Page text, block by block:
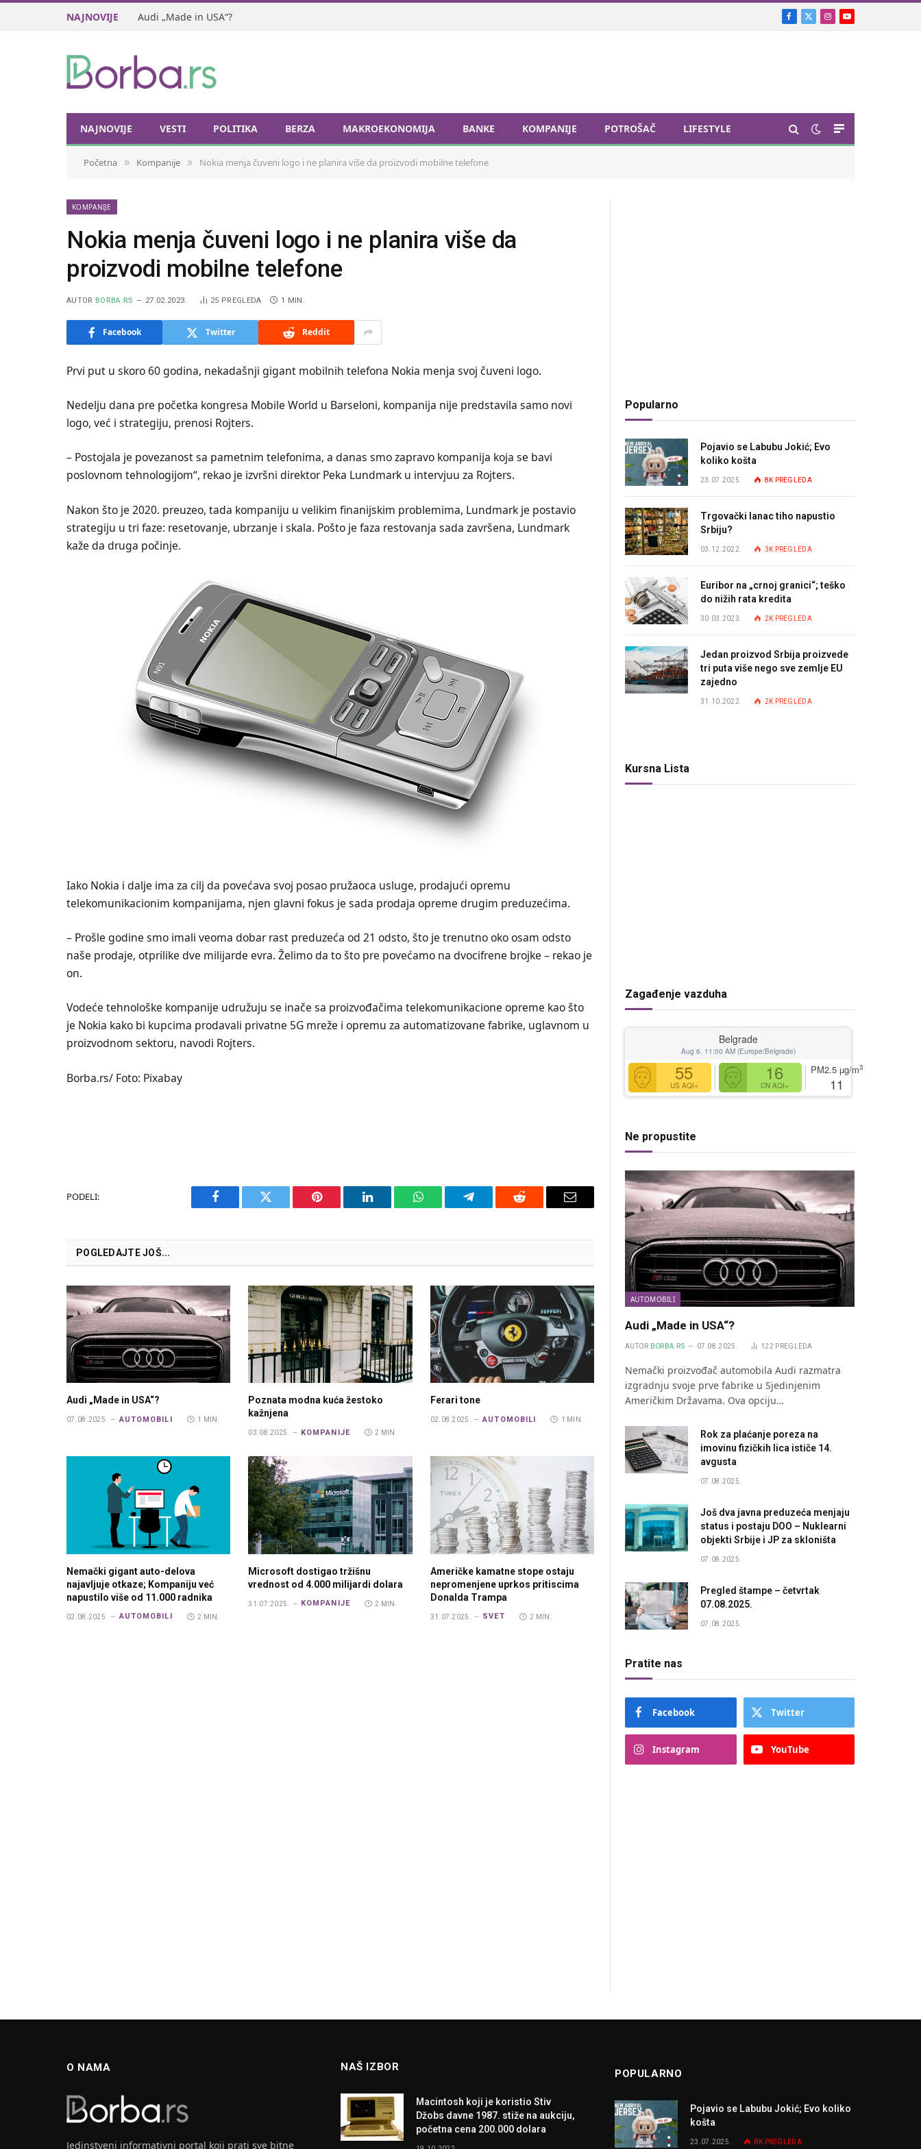
NAJNOVIJE Audi „Made in USA“? Facebook
X
Instagram
YouTube
NAJNOVIJE VESTI POLITIKA BERZA MAKROEKONOMIJA BANKE KOMPANIJE POTROŠAČ LIFESTYLE
Početna » Kompanije » Nokia menja čuveni logo i ne planira više da proizvodi mobilne telefone
KOMPANIJE
Nokia menja čuveni logo i ne planira više da
proizvodi mobilne telefone
AUTOR BORBA.RS 27.02.2023. 25 PREGLEDA 1 MIN.
Facebook Twitter Reddit
Prvi put u skoro 60 godina, nekadašnji gigant mobilnih telefona Nokia menja svoj čuveni logo.
Nedelju dana pre početka kongresa Mobile World u Barseloni, kompanija nije predstavila samo novi
logo, već i strategiju, prenosi Rojters.
– Postojala je povezanost sa pametnim telefonima, a danas smo zapravo kompanija koja se bavi
poslovnom tehnologijom“, rekao je izvršni direktor Peka Lundmark u intervjuu za Rojters.
Nakon što je 2020. preuzeo, tada kompaniju u velikim finanijskim problemima, Lundmark je postavio
strategiju u tri faze: resetovanje, ubrzanje i skala. Pošto je faza restovanja sada završena, Lundmark
kaže da druga počinje.
Iako Nokia i dalje ima za cilj da povećava svoj posao pružaoca usluge, prodajući opremu
telekomunikacionim kompanijama, njen glavni fokus je sada prodaja opreme drugim preduzećima.
– Prošle godine smo imali veoma dobar rast preduzeća od 21 odsto, što je trenutno oko osam odsto
naše prodaje, otprilike dve milijarde evra. Želimo da to što pre povećamo na dvocifrene brojke – rekao je
on.
Vodeće tehnološke kompanije udružuju se inače sa proizvođačima telekomunikacione opreme kao što
je Nokia kako bi kupcima prodavali privatne 5G mreže i opremu za automatizovane fabrike, uglavnom u
proizvodnom sektoru, navodi Rojters.
Borba.rs/ Foto: Pixabay
PODELI:
Facebook Twitter Pinterest LinkedIn WhatsAppTelegram Reddit Email
POGLEDAJTE JOŠ...
Audi „Made in USA“?
07.08.2025. AUTOMOBILI 1 MIN.
Poznata modna kuća žestoko
kažnjena
03.08.2025. KOMPANIJE 2 MIN.
Ferari tone
02.08.2025. AUTOMOBILI 1 MIN.
Nemački gigant auto-delova
najavljuje otkaze; Kompaniju već
napustilo više od 11.000 radnika
02.08.2025. AUTOMOBILI 2 MIN.
Microsoft dostigao tržišnu
vrednost od 4.000 milijardi dolara
31.07.2025. KOMPANIJE 2 MIN.
Američke kamatne stope ostaju
nepromenjene uprkos pritiscima
Donalda Trampa
31.07.2025. SVET 2 MIN.
Popularno
Pojavio se Labubu Jokić; Evo
koliko košta
23.07.2025. 8K PREGLEDA
Trgovački lanac tiho napustio
Srbiju?
03.12.2022. 3K PREGLEDA
Euribor na „crnoj granici“; teško
do nižih rata kredita
30.03.2023. 2K PREGLEDA
Jedan proizvod Srbija proizvede
tri puta više nego sve zemlje EU
zajedno
31.10.2022. 2K PREGLEDA
Kursna Lista
Zagađenje vazduha
Belgrade
Aug 6, 11:00 AM (Europe/Belgrade)
55
US AQI+
16
CN AQI+
PM2.5 µg/m3
11
Ne propustite
AUTOMOBILI
Audi „Made in USA“?
AUTOR BORBA.RS 07.08.2025. 122 PREGLEDA
Nemački proizvođač automobila Audi razmatra
izgradnju svoje prve fabrike u Sjedinjenim
Američkim Državama. Ova opciju…
Rok za plaćanje poreza na
imovinu fizičkih lica ističe 14.
avgusta
07.08.2025.
Još dva javna preduzeća menjaju
status i postaju DOO – Nuklearni
objekti Srbije i JP za skloništa
07.08.2025.
Pregled štampe – četvrtak
07.08.2025.
07.08.2025.
Pratite nas
Facebook Twitter
Instagram YouTube
O NAMA
Jedinstveni informativni portal koji prati sve bitne
NAŠ IZBOR
Macintosh koji je koristio Stiv
Džobs davne 1987. stiže na aukciju,
početna cena 200.000 dolara
POPULARNO
Pojavio se Labubu Jokić; Evo koliko
košta
23.07.2025. 8K PREGLEDA